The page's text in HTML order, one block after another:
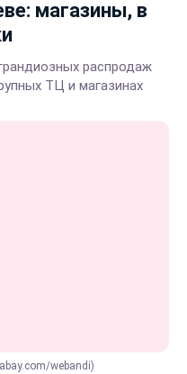
магазины, в
распродаж
ТЦ и магазинах
webandi)